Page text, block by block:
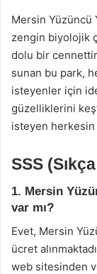
Mersin Yüzüncü
zengin biyolojik
dolu bir
sunan bu park,
isteyenler için
güzelliklerini
isteyen
SSS
1. Mersin
var mı?
Evet, Mersin
ücret
web sitesinden